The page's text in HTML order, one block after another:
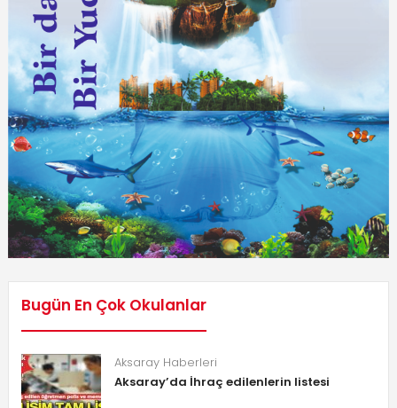
Bugün En Çok Okulanlar
Aksaray Haberleri
Aksaray’da İhraç edilenlerin listesi